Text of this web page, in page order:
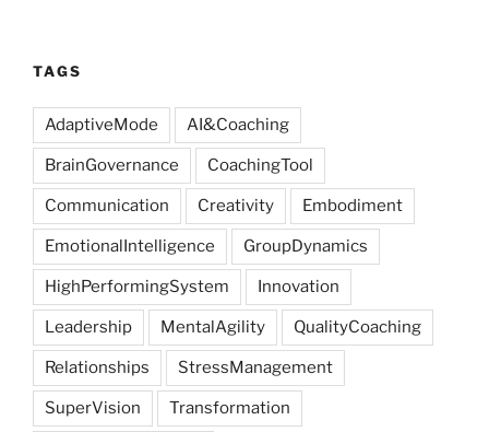
TAGS
AdaptiveMode AI&Coaching
BrainGovernance CoachingTool
Communication Creativity Embodiment
EmotionalIntelligence GroupDynamics
HighPerformingSystem Innovation
Leadership MentalAgility QualityCoaching
Relationships StressManagement
SuperVision Transformation